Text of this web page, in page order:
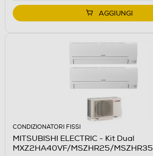
AGGIUNGI
CONDIZIONATORI FISSI
MITSUBISHI ELECTRIC - Kit Dual
MXZ2HA40VF/MSZHR25/MSZHR35